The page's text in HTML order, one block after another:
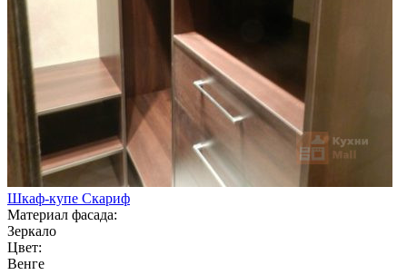
Шкаф-купе Скариф
Материал фасада:
Зеркало
Цвет:
Венге